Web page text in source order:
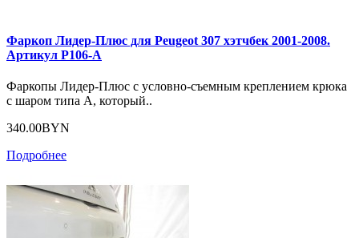
Фаркоп Лидер-Плюс для Peugeot 307 хэтчбек 2001-2008.
Артикул P106-A
Фаркопы Лидер-Плюс с условно-съемным креплением крюка
с шаром типа А, который..
340.00BYN
Подробнее